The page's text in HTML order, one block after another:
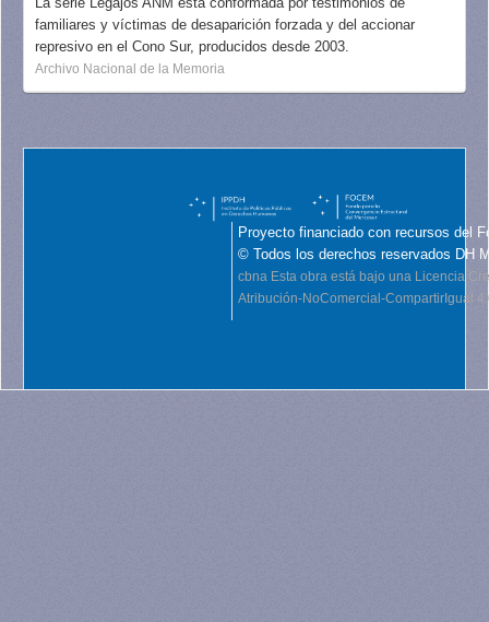
familiares y víctimas de desaparición forzada y del accionar
represivo en el Cono Sur, producidos desde 2003.
Archivo Nacional de la Memoria
Proyecto financiado con recursos del
© Todos los derechos reservados DH
cbna Esta obra está bajo una Licencia
Atribución-NoComercial-CompartirIgual